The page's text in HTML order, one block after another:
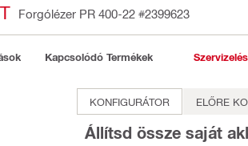
Forgólézer PR 400-22 #2399623
Kapcsolódó Termékek Szervizelés
KONFIGURÁTOR ELŐRE
Állítsd össze saját